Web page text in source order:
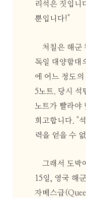
리석은 짓입니
뿐입니다!"
처칠은 해군
독일 대양함대
에 어느 정도
5노트. 당시 석
노트가 빨라야
회고합니다. "
력을 얻을 수 없
그래서 도박
15일, 영국 해
자베스급